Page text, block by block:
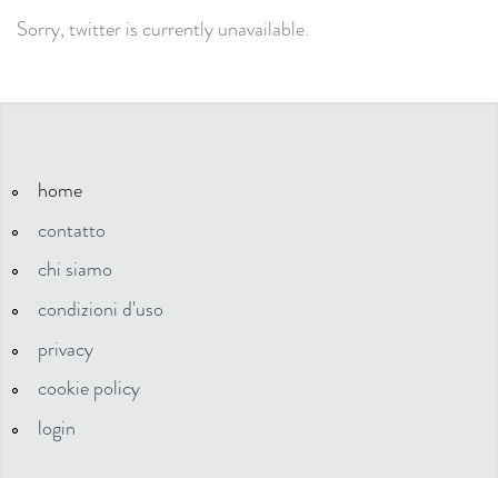
Sorry, twitter is currently unavailable.
home
contatto
chi siamo
condizioni d'uso
privacy
cookie policy
login